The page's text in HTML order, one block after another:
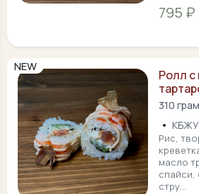
795 ₽
NEW
Ролл с
310
•
Рис,
масло
спайси,
стру...